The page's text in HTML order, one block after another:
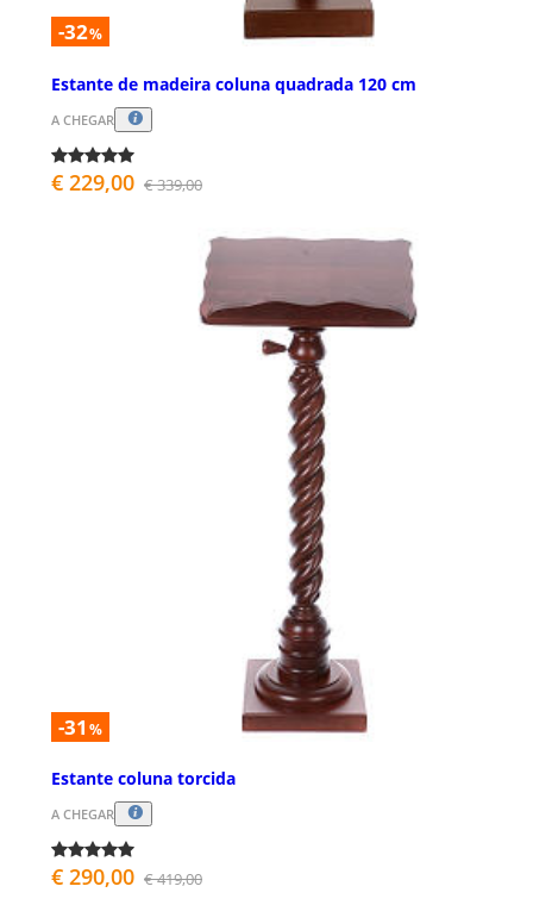
-32%
Estante de madeira coluna quadrada 120 cm
A CHEGAR
€ 229,00 € 339,00
-31 %
Estante coluna torcida
A CHEGAR
€ 290,00 € 419,00